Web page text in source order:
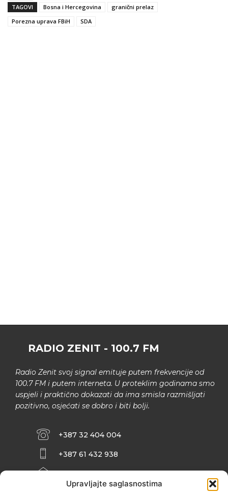
Upravljajte saglasnostima
TAGOVI
Bosna i Hercegovina
granični prelaz
Porezna uprava FBiH
SDA
RADIO ZENIT - 100.7 FM
Radio Zenit svoj signal emituje putem frekvencije od
100.7 FM i putem interneta. U proteklim godinama smo
uspjeli i praktično dokazati da ima smisla razmišljati
pozitivno, osjećati se dobro i biti bolji.
+387 32 404 004
+387 61 432 938
INFO@ZENIT.BA